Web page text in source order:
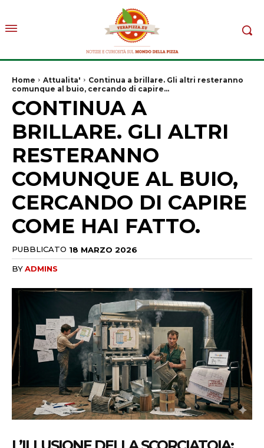
Home Attualita'
Continua a brillare. Gli altri resteranno
comunque al buio, cercando di capire...
CONTINUA A
BRILLARE. GLI ALTRI
RESTERANNO
COMUNQUE AL BUIO,
CERCANDO DI CAPIRE
COME HAI FATTO.
PUBBLICATO 18 MARZO 2026
BYADMINS